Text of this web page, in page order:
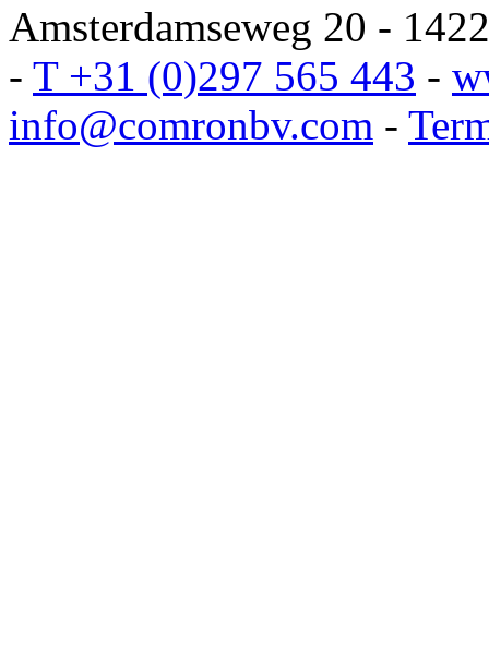
Amsterdamseweg 20 -
- T +31 (0)297 565 443 -
info@comronbv.com -